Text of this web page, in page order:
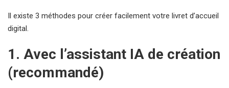
Il existe 3 méthodes pour créer facilement votre livret d’accueil
digital.
1. Avec l’assistant IA de création
(recommandé)